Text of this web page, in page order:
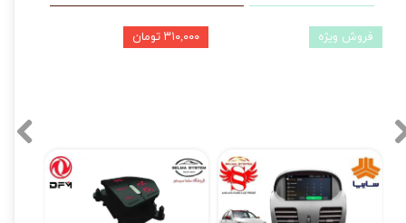
مانیتور فابریک ساینا و کوییک 7 اینچ اندروید مدل W100
۱۰,۳۹۰,۰۰۰ تومان
فروش ویژه
مانیتور فابریکی اندروید تیبا TIBA فولتاچ مدل T3L
۱۲,۹۰۰,۰۰۰ تومان